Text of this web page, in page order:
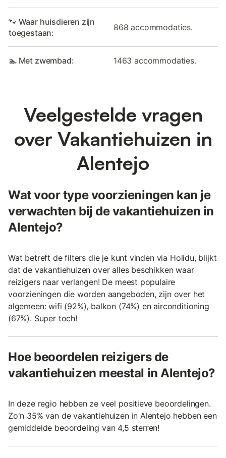
🐾 Waar huisdieren zijn
toegestaan:
868 accommodaties.
🏊 Met zwembad: 1463 accommodaties.
Veelgestelde vragen
over Vakantiehuizen in
Alentejo
Wat voor type voorzieningen kan je
verwachten bij de vakantiehuizen in
Alentejo?
Wat betreft de filters die je kunt vinden via Holidu, blijkt
dat de vakantiehuizen over alles beschikken waar
reizigers naar verlangen! De meest populaire
voorzieningen die worden aangeboden, zijn over het
algemeen: wifi (92%), balkon (74%) en airconditioning
(67%). Super toch!
Hoe beoordelen reizigers de
vakantiehuizen meestal in Alentejo?
In deze regio hebben ze veel positieve beoordelingen.
Zo'n 35% van de vakantiehuizen in Alentejo hebben een
gemiddelde beoordeling van 4,5 sterren!